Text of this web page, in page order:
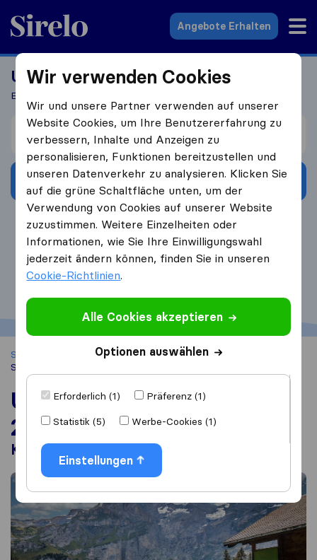
Sirelo.at
Angebote Erhalten
Umzug ins Ausland?
Erhalten Sie 5 Angebote in 3 Schritten
Ich ziehe um von
Angebote erhalten
4.3 793 Google Bewertungen
Startseite Auslandsumzug-Checkliste
Umzug in die
Schweiz
Umzug in die Schweiz in
2026
Kosten, Dauer und Tipps
Wir verwenden Cookies
Wir und unsere Partner verwenden auf unserer
Website Cookies, um Ihre Benutzererfahrung zu
verbessern, Inhalte und Anzeigen zu
personalisieren, Funktionen bereitzustellen und
unseren Datenverkehr zu analysieren. Klicken Sie
auf die grüne Schaltfläche unten, um der
Verwendung von Cookies auf unserer Website
zuzustimmen. Weitere Einzelheiten oder
Informationen, wie Sie Ihre Einwilligungswahl
jederzeit ändern können, finden Sie in unseren
Cookie-Richtlinien.
Alle Cookies akzeptieren
Optionen auswählen
Erforderlich (1)
Präferenz (1)
Statistik (5)
Werbe-Cookies (1)
Einstellungen